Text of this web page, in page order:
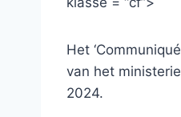
Het
van het
2024.